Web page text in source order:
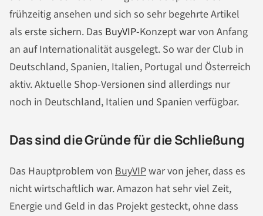
frühzeitig ansehen und sich so sehr begehrte Artikel
als erste sichern. Das BuyVIP-Konzept war von Anfang
an auf Internationalität ausgelegt. So war der Club in
Deutschland, Spanien, Italien, Portugal und Österreich
aktiv. Aktuelle Shop-Versionen sind allerdings nur
noch in Deutschland, Italien und Spanien verfügbar.
Das sind die Gründe für die Schließung
Das Hauptproblem von BuyVIPwar von jeher, dass es
nicht wirtschaftlich war. Amazon hat sehr viel Zeit,
Energie und Geld in das Projekt gesteckt, ohne dass